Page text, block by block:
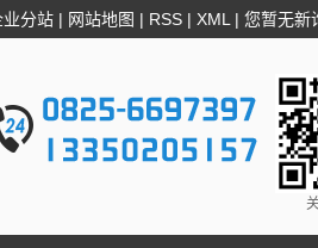
业分站 | 网站地图 | RSS | XML | 您暂无新